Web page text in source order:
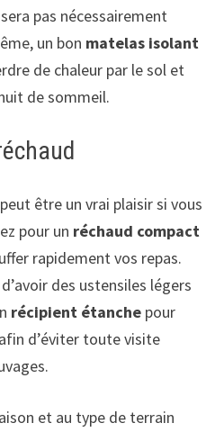
pas nécessairement
un bon matelas isolant
de chaleur par le sol et
de sommeil.
être un vrai plaisir si vous
pour un réchaud compact
rapidement vos repas.
des ustensiles légers
récipient étanchepour
d’éviter toute visite
et au type de terrain